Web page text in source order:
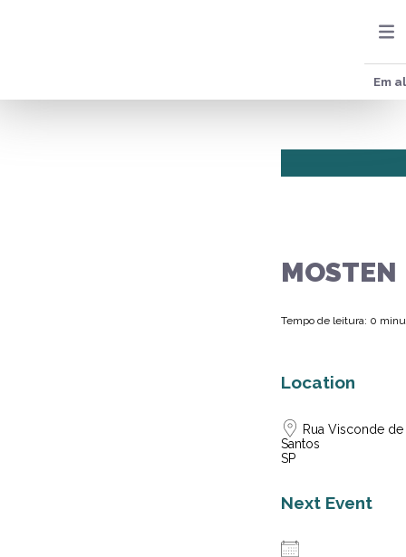
Em
MOSTEN
Tempo de leitura: 0
Location
Rua Visconde de
Santos
SP
Next Event